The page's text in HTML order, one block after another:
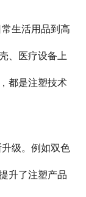
生活用品到高
、医疗设备上
都是注塑技术
级。例如双色
升了注塑产品